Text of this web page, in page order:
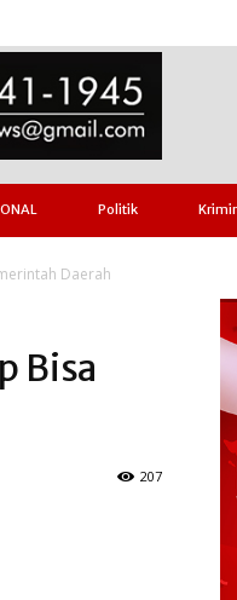
Politik
Daerah
Bisa
207